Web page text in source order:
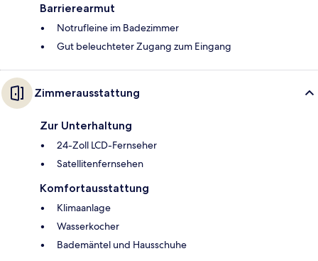
Barrierearmut
Notrufleine im Badezimmer
Gut beleuchteter Zugang zum Eingang
Zimmerausstattung
Zur Unterhaltung
24-Zoll LCD-Fernseher
Satellitenfernsehen
Komfortausstattung
Klimaanlage
Wasserkocher
Bademäntel und Hausschuhe